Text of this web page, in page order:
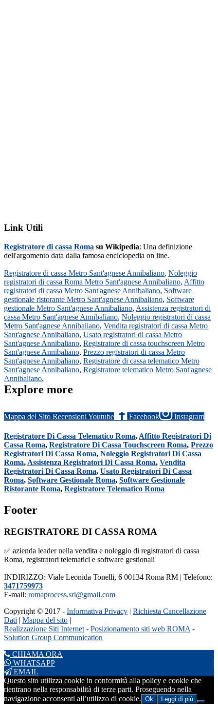
Link Utili
Registratore di cassa Roma su Wikipedia: Una definizione
dell'argomento data dalla famosa enciclopedia on line.
Registratore di cassa Metro Sant'agnese Annibaliano, Noleggio
registratori di cassa Roma Metro Sant'agnese Annibaliano, Affitto
registratori di cassa Metro Sant'agnese Annibaliano, Software
gestionale ristorante Metro Sant'agnese Annibaliano, Software
gestionale Metro Sant'agnese Annibaliano, Assistenza registratori di
cassa Metro Sant'agnese Annibaliano, Noleggio registratori di cassa
Metro Sant'agnese Annibaliano, Vendita registratori di cassa Metro
Sant'agnese Annibaliano, Usato registratori di cassa Metro
Sant'agnese Annibaliano, Registratore di cassa touchscreen Metro
Sant'agnese Annibaliano, Prezzo registratori di cassa Metro
Sant'agnese Annibaliano, Registratore di cassa telematico Metro
Sant'agnese Annibaliano, Registratore telematico Metro Sant'agnese
Annibaliano,
Explore more
Mappa del Sito Recensioni Youtube Facebook Instagram
Registratore Di Cassa Telematico Roma, Affitto Registratori Di
Cassa Roma, Registratore Di Cassa Touchscreen Roma, Prezzo
Registratori Di Cassa Roma, Noleggio Registratori Di Cassa
Roma, Assistenza Registratori Di Cassa Roma, Vendita
Registratori Di Cassa Roma, Usato Registratori Di Cassa
Roma, Software Gestionale Roma, Software Gestionale
Ristorante Roma, Registratore Telematico Roma
Footer
REGISTRATORE DI CASSA ROMA
✅ azienda leader nella vendita e noleggio di registratori di cassa
Roma, registratori telematici e software gestionali
INDIRIZZO: Viale Leonida Tonelli, 6 00134 Roma RM | Telefono:
3471759973
E-mail: romaprocess.srl@gmail.com
Copyright © 2017 - Informativa Privacy | Richiesta Cancellazione
Dati | Mappa del sito |
Realizzazione Siti Internet - Posizionamento siti web ROMA -
Solution Group Communication
CHIAMA ORA
WHATSAPP
EMAIL
Questo sito utilizza cookie in conformità alla policy e cookie che
rientrano nella responsabilità di terze parti. Proseguendo nella
navigazione acconsenti all’utilizzo di cookie. Ok Leggi di più